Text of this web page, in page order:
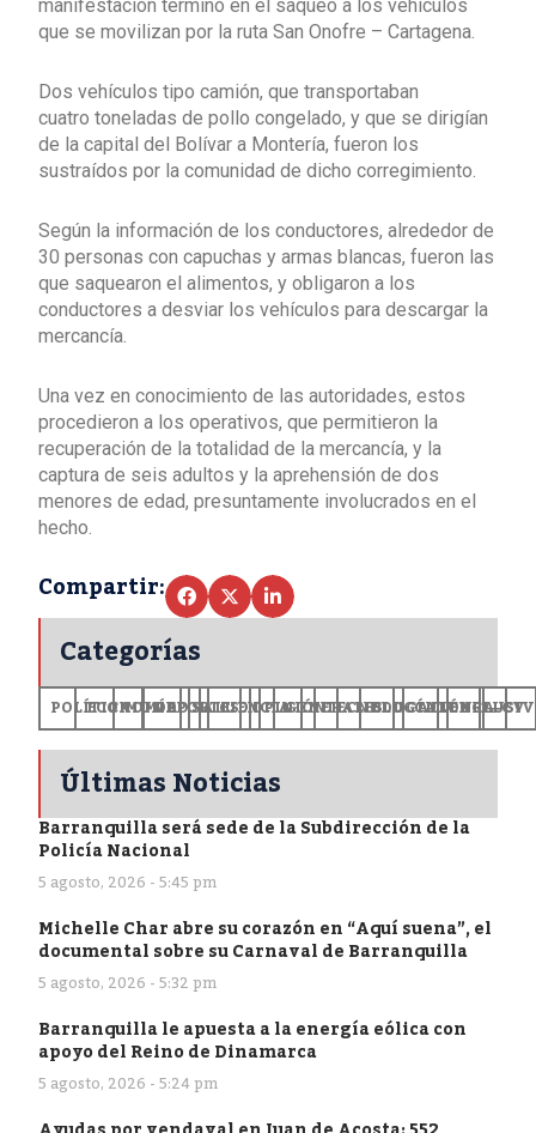
manifestación terminó en el saqueo a los vehículos
que se movilizan por la ruta San Onofre – Cartagena.
Dos vehículos tipo camión, que transportaban
cuatro toneladas de pollo congelado, y que se dirigían
de la capital del Bolívar a Montería, fueron los
sustraídos por la comunidad de dicho corregimiento.
Según la información de los conductores, alrededor de
30 personas con capuchas y armas blancas, fueron las
que saquearon el alimentos, y obligaron a los
conductores a desviar los vehículos para descargar la
mercancía.
Una vez en conocimiento de las autoridades, estos
procedieron a los operativos, que permitieron la
recuperación de la totalidad de la mercancía, y la
captura de seis adultos y la aprehensión de dos
menores de edad, presuntamente involucrados en el
hecho.
Compartir:
Categorías
POLÍTICA
ECONOMÍA
MUNDODEPORTES
SALUDCIENCIA
OPINIÓN
GENERALES
TECNOLOGÍA
EDUCACIÓN
CULTURA+CV
Últimas Noticias
Barranquilla será sede de la Subdirección de la
Policía Nacional
5 agosto, 2026 - 5:45 pm
Michelle Char abre su corazón en “Aquí suena”, el
documental sobre su Carnaval de Barranquilla
5 agosto, 2026 - 5:32 pm
Barranquilla le apuesta a la energía eólica con
apoyo del Reino de Dinamarca
5 agosto, 2026 - 5:24 pm